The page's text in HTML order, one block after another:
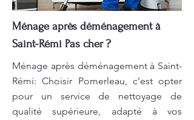
Ménage après déménagement à
Saint-Rémi Pas cher ?
Ménage après déménagement à Saint-
Rémi: Choisir Pomerleau, c’est opter
pour un service de nettoyage de
qualité supérieure, adapté à vos